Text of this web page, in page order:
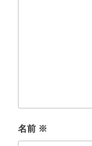
名前 ※